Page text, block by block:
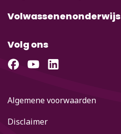
Volwassenenonderwijs
Volg ons
Algemene voorwaarden
Disclaimer